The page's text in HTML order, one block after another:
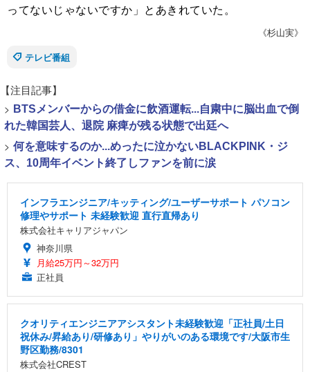
ってないじゃないですか」とあきれていた。
《杉山実》
テレビ番組
【注目記事】
> BTSメンバーからの借金に飲酒運転...自粛中に脳出血で倒
れた韓国芸人、退院 麻痺が残る状態で出廷へ
> 何を意味するのか...めったに泣かないBLACKPINK・ジ
ス、10周年イベント終了しファンを前に涙
インフラエンジニア/キッティング/ユーザーサポート パソコン
修理やサポート 未経験歓迎 直行直帰あり
株式会社キャリアジャパン
神奈川県
月給25万円～32万円
正社員
クオリティエンジニアアシスタント未経験歓迎「正社員/土日
祝休み/昇給あり/研修あり」やりがいのある環境です/大阪市生
野区勤務/8301
株式会社CREST